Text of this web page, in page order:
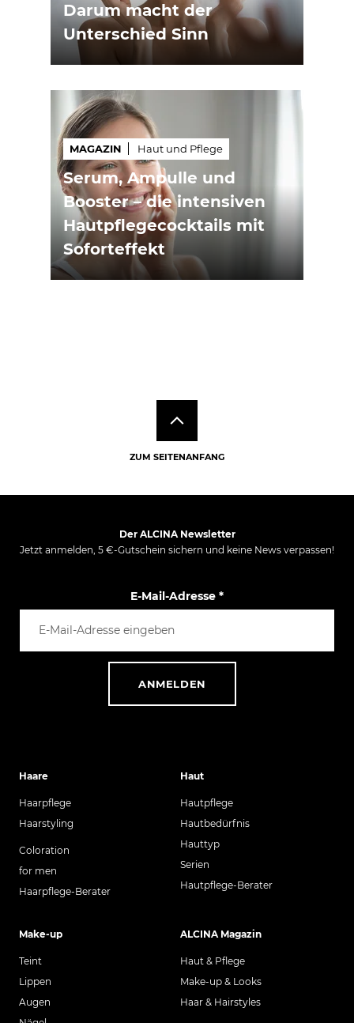
Darum macht der
Unterschied Sinn
MAGAZIN Haut und Pflege
Serum, Ampulle und
Booster – die intensiven
Hautpflegecocktails mit
Soforteffekt
ZUM SEITENANFANG
Der ALCINA Newsletter
Jetzt anmelden, 5 €-Gutschein sichern und keine News verpassen!
E-Mail-Adresse *
ANMELDEN
Haare
Haarpflege
Haarstyling
Coloration
for men
Haarpflege-Berater
Haut
Hautpflege
Hautbedürfnis
Hauttyp
Serien
Hautpflege-Berater
Make-up
Teint
Lippen
Augen
ALCINA Magazin
Haut & Pflege
Make-up & Looks
Haar & Hairstyles